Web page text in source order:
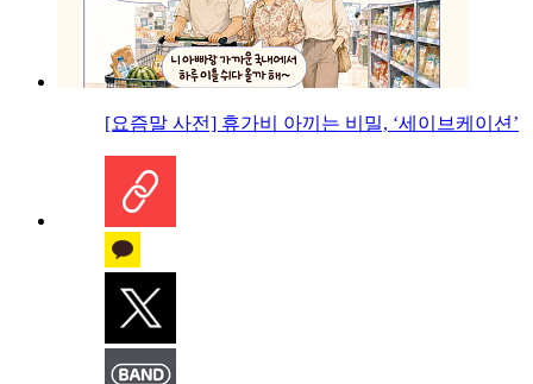
[요즘말 사전] 휴가비 아끼는 비밀, ‘세이브케이션’